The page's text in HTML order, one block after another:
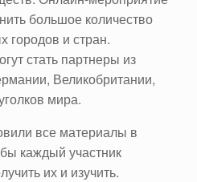
большое количество
городов и стран.
стать партнеры из
Великобритании,
мира.
все материалы в
каждый участник
их и изучить.